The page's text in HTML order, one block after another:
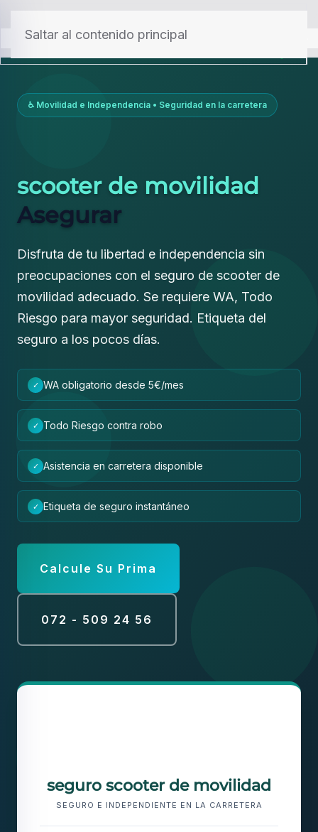
Saltar al contenido principal
menú
♿ Movilidad e Independencia • Seguridad en la carretera
scooter de movilidad
Asegurar
Disfruta de tu libertad e independencia sin
preocupaciones con el seguro de scooter de
movilidad adecuado. Se requiere WA, Todo
Riesgo para mayor seguridad. Etiqueta del
seguro a los pocos días.
✓ WA obligatorio desde 5€/mes
✓ Todo Riesgo contra robo
✓ Asistencia en carretera disponible
✓ Etiqueta de seguro instantáneo
Calcule Su Prima
072 - 509 24 56
seguro scooter de movilidad
SEGURO E INDEPENDIENTE EN LA CARRETERA